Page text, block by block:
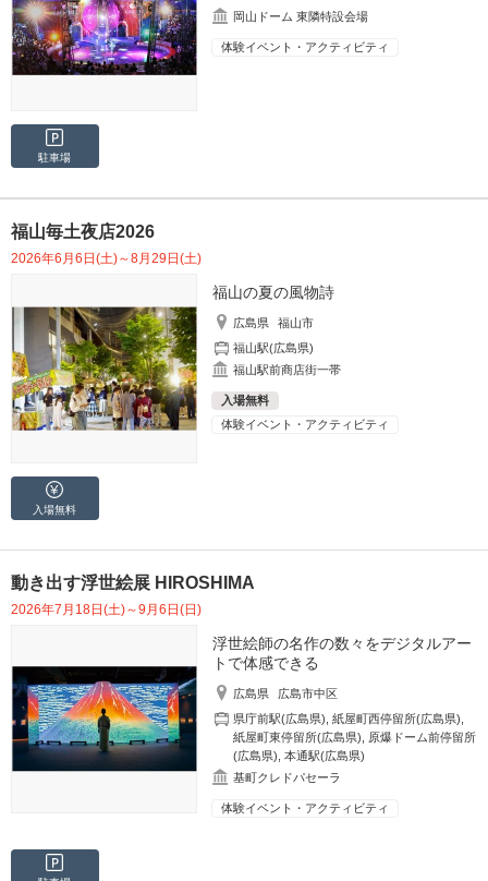
岡山ドーム 東隣特設会場
体験イベント・アクティビティ
駐車場
福山毎土夜店2026
2026年6月6日(土)～8月29日(土)
福山の夏の風物詩
広島県
福山市
福山駅(広島県)
福山駅前商店街一帯
入場無料
体験イベント・アクティビティ
入場無料
動き出す浮世絵展 HIROSHIMA
2026年7月18日(土)～9月6日(日)
浮世絵師の名作の数々をデジタルアー
トで体感できる
広島県
広島市中区
県庁前駅(広島県) ,紙屋町西停留所(広島県)
紙屋町東停留所(広島県)
原爆ドーム前停留所
(広島県) ,本通駅(広島県)
基町クレドパセーラ
体験イベント・アクティビティ